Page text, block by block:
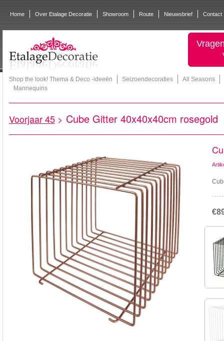
Home Over Etalage Decoratie Showroom Route Nieuwsbrief Contact
Shop the look! Thema & Deco -ideeën Seizoendecoraties
All Seasons
Mannequins
Voorjaar 45 > Cube Gitter 40x40x40cm rosegold